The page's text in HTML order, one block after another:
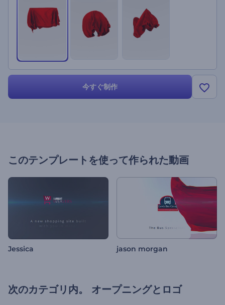
今すぐ制作
このテンプレートを使って作られた動画
Jessica jason morgan
次のカテゴリ内。 オープニングとロゴ